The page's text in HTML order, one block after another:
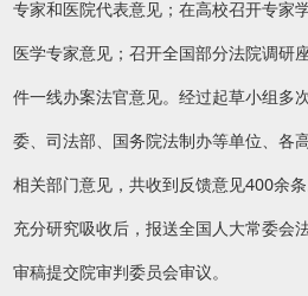
专家和医院代表意见；在高校召开专家
医学专家意见；召开全国部分法院调研
件一线办案法官意见。经过起草小组多
委、司法部、国务院法制办等单位、各
相关部门意见，共收到反馈意见400余条
充分研究吸收后，报送全国人大常委会
审稿提交院审判委员会审议。